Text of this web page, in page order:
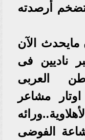
أرصدته
مايحدث الآن
ناديين فى
العربى
مشاعر
الفوضى